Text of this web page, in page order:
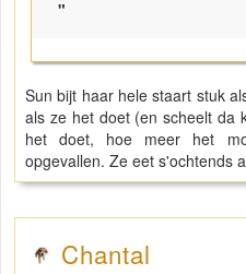
"
Sun bijt haar hele staart stuk
als ze het doet (en scheelt da
het doet, hoe meer het
opgevallen. Ze eet s'ochtends
Chantal